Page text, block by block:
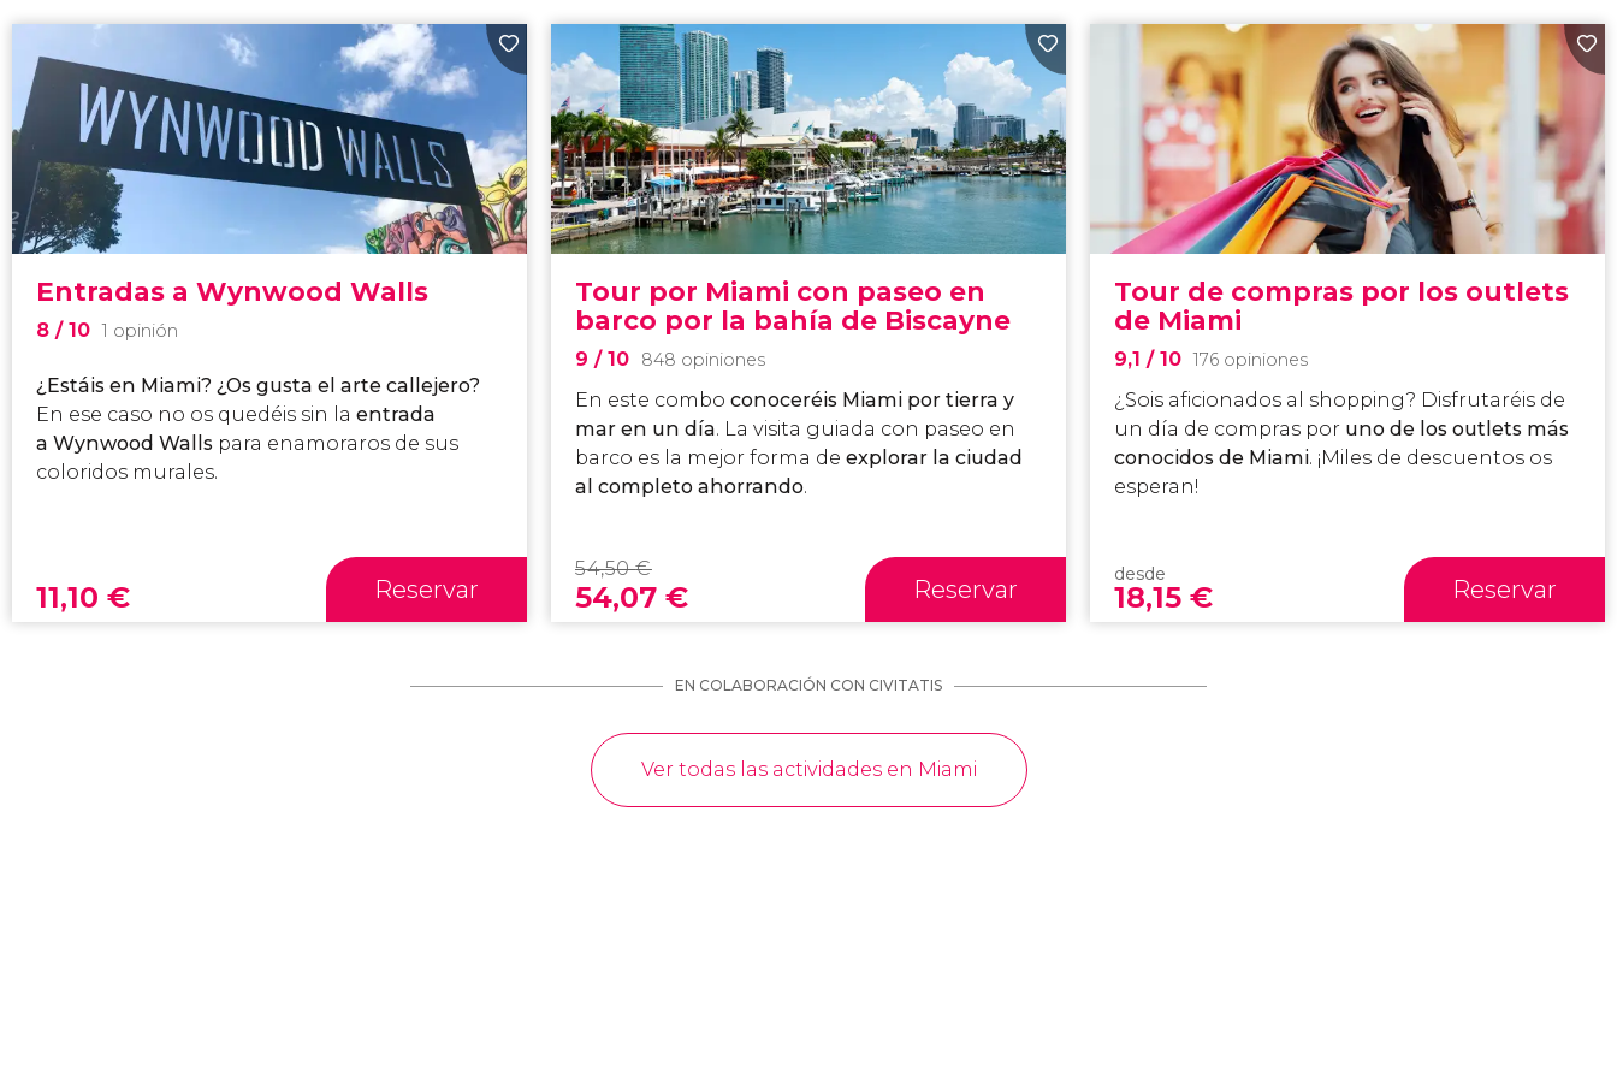
Entradas a Wynwood Walls
8/ 10 1 opinión
¿Estáis en Miami? ¿Os gusta el arte callejero?
En ese caso no os quedéis sin laentrada
a Wynwood Walls para enamoraros de sus
coloridos murales.
11,10€ Reservar
Tour por Miami con paseo en
barco por la bahía de Biscayne
9 / 10 848 opiniones
En este combo conoceréis Miami por tierra y
mar en un día. La visita guiada con paseo en
barco es la mejor forma de explorar la ciudad
al completo ahorrando.
54,50€
54,07 € Reservar
Tour de compras por los outlets
de Miami
9,1 / 10 176 opiniones
¿Sois aficionados al shopping? Disfrutaréis de
un día de compras por uno de los outlets más
conocidos de Miami. ¡Miles de descuentos os
esperan!
desde
18,15 € Reservar
EN COLABORACIÓN CON CIVITATIS
Ver todas las actividades en Miami